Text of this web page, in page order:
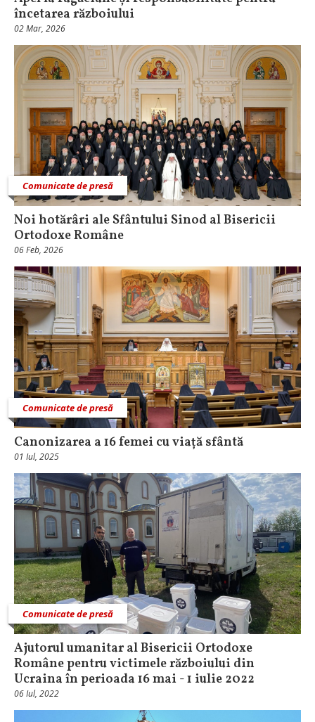
încetarea războiului
02 Mar, 2026
Comunicate de presă
Noi hotărâri ale Sfântului Sinod al Bisericii
Ortodoxe Române
06 Feb, 2026
Comunicate de presă
Canonizarea a 16 femei cu viață sfântă
01 Iul, 2025
Comunicate de presă
Ajutorul umanitar al Bisericii Ortodoxe
Române pentru victimele războiului din
Ucraina în perioada 16 mai - 1 iulie 2022
06 Iul, 2022